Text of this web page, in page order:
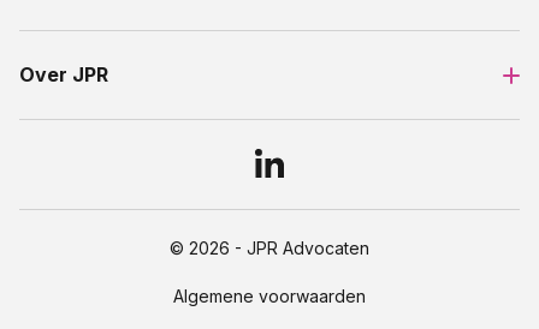
Over JPR
© 2026 - JPR Advocaten
Algemene voorwaarden